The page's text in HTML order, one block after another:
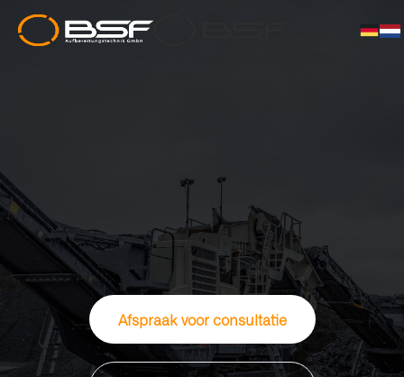
Afspraak voor consultatie